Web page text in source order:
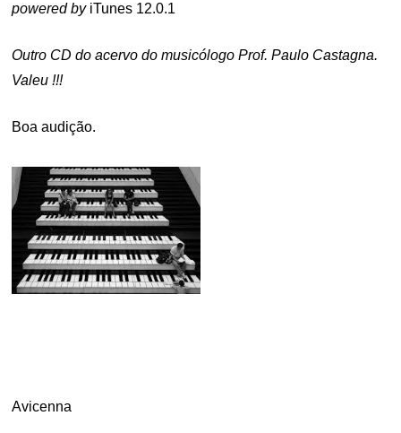
powered byiTunes 12.0.1
Outro CD do acervo do musicólogo Prof. Paulo Castagna.
Valeu !!!
Boa audição.
Avicenna